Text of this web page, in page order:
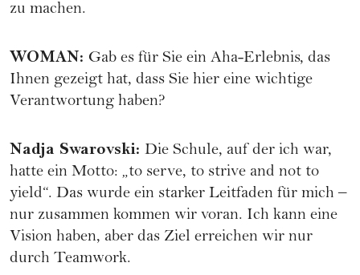
zu machen.
WOMAN: Gab es für Sie ein Aha-Erlebnis, das
Ihnen gezeigt hat, dass Sie hier eine wichtige
Verantwortung haben?
Nadja Swarovski: Die Schule, auf der ich war,
hatte ein Motto: „to serve, to strive and not to
yield“. Das wurde ein starker Leitfaden für mich –
nur zusammen kommen wir voran. Ich kann eine
Vision haben, aber das Ziel erreichen wir nur
durch Teamwork.